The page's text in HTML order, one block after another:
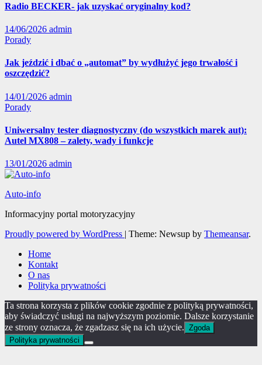
Radio BECKER- jak uzyskać oryginalny kod?
14/06/2026 admin
Porady
Jak jeździć i dbać o „automat” by wydłużyć jego trwałość i
oszczędzić?
14/01/2026 admin
Porady
Uniwersalny tester diagnostyczny (do wszystkich marek aut):
Autel MX808 – zalety, wady i funkcje
13/01/2026 admin
Auto-info
Informacyjny portal motoryzacyjny
Proudly powered by WordPress | Theme: Newsup by Themeansar.
Home
Kontakt
O nas
Polityka prywatności
Ta strona korzysta z plików cookie zgodnie z polityką prywatności,
aby świadczyć usługi na najwyższym poziomie. Dalsze korzystanie
ze strony oznacza, że zgadzasz się na ich użycie. Zgoda
Polityka prywatności